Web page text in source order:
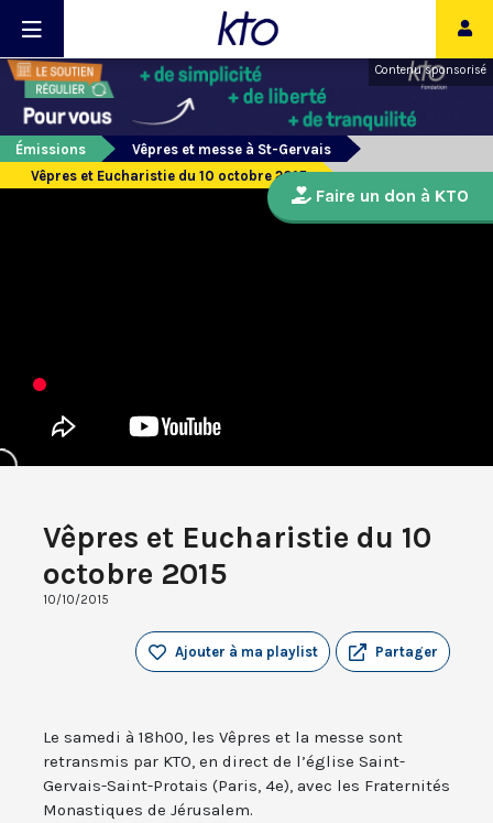
Contenu sponsorisé
Émissions
Vêpres et messe à St-Gervais
Vêpres et Eucharistie du 10 octobre 2015
Vêpres et Eucharistie du 10
octobre 2015
10/10/2015
Partager
Ajouter à ma playlist
Le samedi à 18h00, les Vêpres et la messe sont
retransmis par KTO, en direct de l’église Saint-
Gervais-Saint-Protais (Paris, 4e), avec les Fraternités
Monastiques de Jérusalem.
Faire un don à KTO